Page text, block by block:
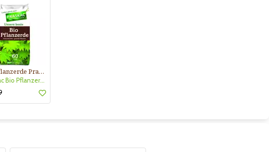
Bio Pflanzerde Praskac
Praskac Bio Pflanzerde